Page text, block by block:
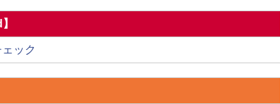
ック